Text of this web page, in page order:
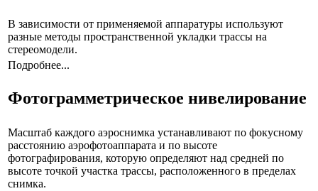
В зависимости от применяемой аппаратуры используют
разные методы пространственной укладки трассы на
стереомодели.
Подробнее...
Фотограмметрическое нивелирование
Масштаб каждого аэроснимка устанавливают по фокусному
расстоянию аэрофотоаппарата и по высоте
фотографирования, которую определяют над средней по
высоте точкой участка трассы, расположенного в пределах
снимка.